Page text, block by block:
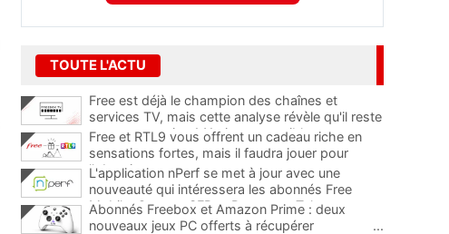
TOUTE L'ACTU
Free est déjà le champion des chaînes et
services TV, mais cette analyse révèle qu'il reste
encore au moins 141 ajouts possibles
Free et RTL9 vous offrent un cadeau riche en
sensations fortes, mais il faudra jouer pour
l'obtenir
L'application nPerf se met à jour avec une
nouveauté qui intéressera les abonnés Free
Mobile, Orange, SFR et Bouygues Telecom
Abonnés Freebox et Amazon Prime : deux
nouveaux jeux PC offerts à récupérer
...